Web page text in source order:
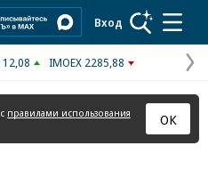
Вход
12,08 IMOEX 2285,88
правилами использования
ОК